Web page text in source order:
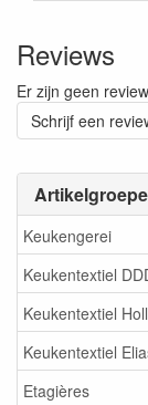
Keukengerei
Keukentextiel
Keukentextiel
Keukentextiel
Etagières
Reviews
Er zijn geen
Schrijf een